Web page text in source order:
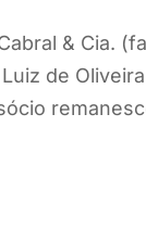
& Cia.
de